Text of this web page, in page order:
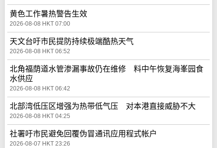
黄色工作暑热警告生效
2026-08-08 HKT 07:00
天文台吁市民提防持续极端酷热天气
2026-08-08 HKT 06:52
北角福荫道水管渗漏事故仍在维修 料中午恢复海峯园食
水供应
2026-08-08 HKT 06:42
北部湾低压区增强为热带低气压 对本港直接威胁不大
2026-08-08 HKT 04:25
社署吁市民避免回覆伪冒通讯应用程式帐户
2026-08-07 HKT 23:26